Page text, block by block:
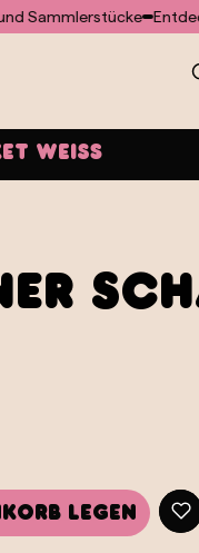
Entdecken
Weiß
legen